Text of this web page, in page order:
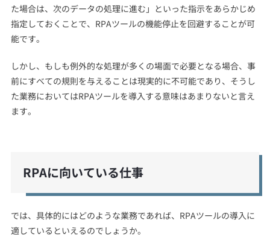
た場合は、次のデータの処理に進む」といった指示をあらかじめ
指定しておくことで、RPAツールの機能停止を回避することが可
能です。
しかし、もしも例外的な処理が多くの場面で必要となる場合、事
前にすべての規則を与えることは現実的に不可能であり、そうし
た業務においてはRPAツールを導入する意味はあまりないと言え
ます。
RPAに向いている仕事
では、具体的にはどのような業務であれば、RPAツールの導入に
適しているといえるのでしょうか。